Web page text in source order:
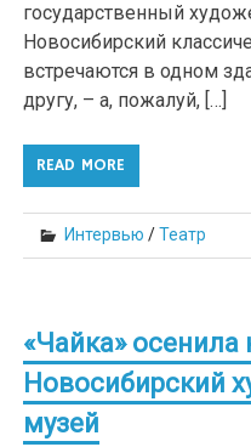
государственный
Новосибирский
встречаются в одном
другу, – а, пожалуй, […]
READ MORE
Интервью /Театр
«Чайка»
Новосибирский
музей